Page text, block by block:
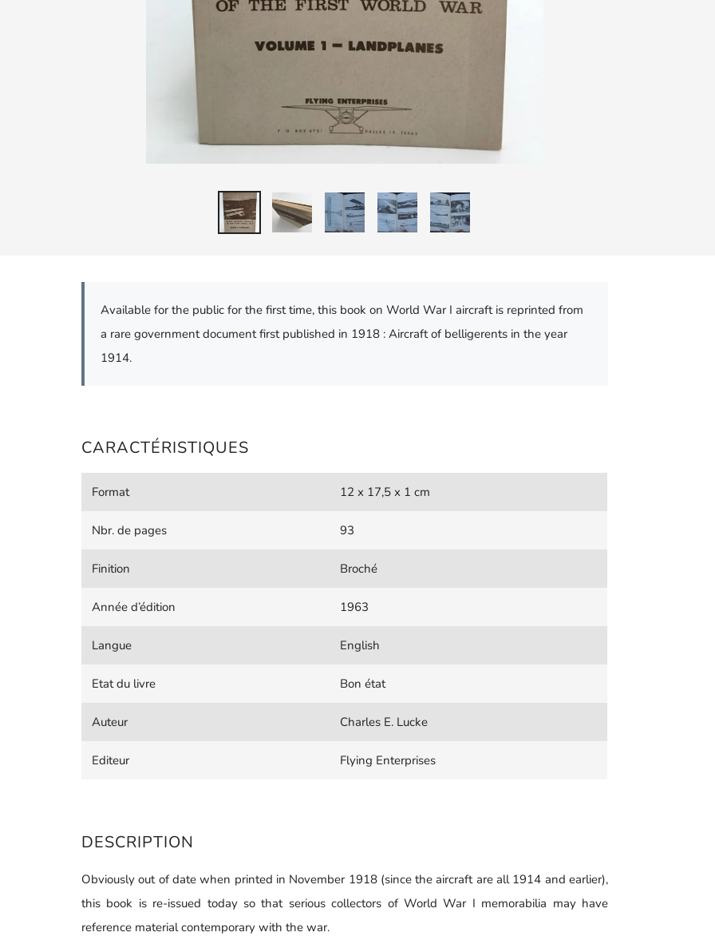
Available for the public for the first time, this book on World War I aircraft is reprinted from
a rare government document first published in 1918 : Aircraft of belligerents in the year
1914.
CARACTÉRISTIQUES
Format 12 x 17,5 x 1 cm
Nbr. de pages 93
Finition Broché
Année d’édition 1963
Langue English
Etat du livre Bon état
Auteur Charles E. Lucke
Editeur Flying Enterprises
DESCRIPTION
Obviously out of date when printed in November 1918 (since the aircraft are all 1914 and earlier),
this book is re-issued today so that serious collectors of World War I memorabilia may have
reference material contemporary with the war.